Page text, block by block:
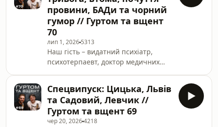
провини, БАДи та чорний
гумор // Гуртом та вщент
70
лип 1, 2026 5313
Наш гість – видатний психіатр,
психотерпаевт, доктор медичних
платформа для занять з
психотерапевтом.Знижка 20% на
першу сесію за промокодом
GURTOMhttps://rebrand.ly/GURTOM-
Спецвипуск: Цицька, Львів
та Садовий, Левчик //
Гуртом та вщент 69
чер 20, 20264218